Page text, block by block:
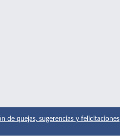
de quejas, sugerencias y felicitaciones